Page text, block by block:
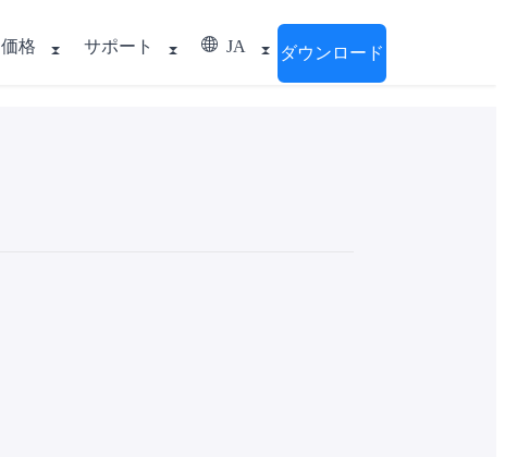
価格 サポート JA ダウンロード